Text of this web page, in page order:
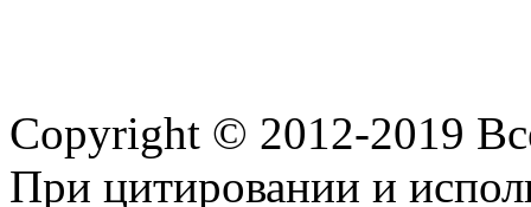
Copyright © 2012-2019
При цитировании и